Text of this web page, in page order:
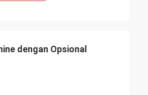
dengan Opsional